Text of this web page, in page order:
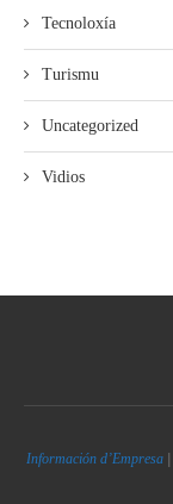
Tecnoloxía
Turismu
Uncategorized
Vidios
Información d’Empresa